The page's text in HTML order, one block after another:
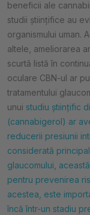
beneficii ale
studii științifice au
organismului uman.
altele, ameliorarea
scurtă listă în
oculare CBN-ul ar
tratamentului
unui studiu științific
(cannabigerol) ar
reducerii presiunii
considerată
glaucomului,
pentru prevenirea
acestea, este
încă într-un stadiu